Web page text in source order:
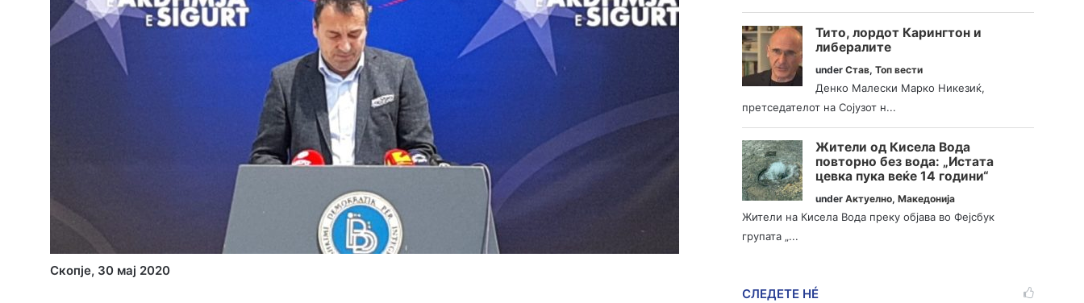
Скопје, 30 мај 2020
Тито, лордот Карингтон и
либералите
underСтав,Топ вести
Денко Малески Марко Никезиќ,
претседателот на Сојузот н...
Жители од Кисела Вода
повторно без вода: „Истата
цевка пука веќе 14 години“
underАктуелно,Македонија
Жители на Кисела Вода преку објава во Фејсбук
групата „...
СЛЕДЕТЕ НÉ